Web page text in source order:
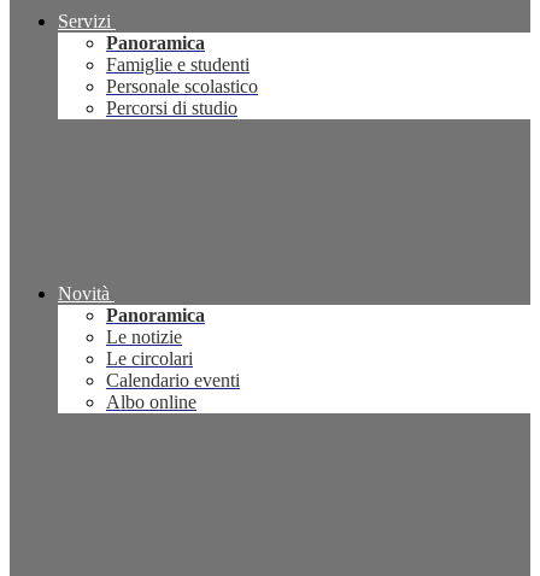
Servizi
Panoramica
Famiglie e studenti
Personale scolastico
Percorsi di studio
Novità
Panoramica
Le notizie
Le circolari
Calendario eventi
Albo online